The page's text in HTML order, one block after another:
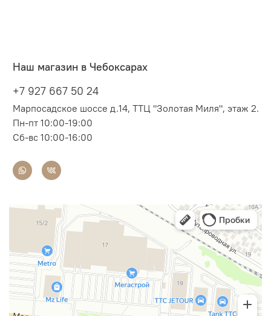
Наш магазин в Чебоксарах
+7 927 667 50 24
Марпосадское шоссе д.14, ТТЦ "Золотая Миля", этаж 2.
Пн-пт 10:00-19:00
Сб-вс 10:00-16:00